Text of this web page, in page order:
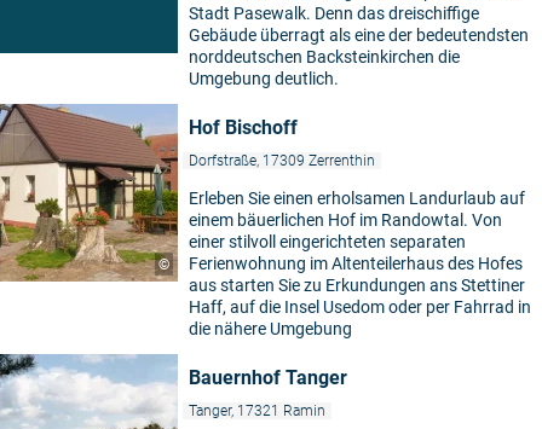
Stadt Pasewalk. Denn das dreischiffige
Gebäude überragt als eine der bedeutendsten
norddeutschen Backsteinkirchen die
Umgebung deutlich.
©
Hof Bischoff
Dorfstraße, 17309 Zerrenthin
Erleben Sie einen erholsamen Landurlaub auf
einem bäuerlichen Hof im Randowtal. Von
einer stilvoll eingerichteten separaten
Ferienwohnung im Altenteilerhaus des Hofes
aus starten Sie zu Erkundungen ans Stettiner
Haff, auf die Insel Usedom oder per Fahrrad in
die nähere Umgebung
Bauernhof Tanger
Tanger, 17321 Ramin